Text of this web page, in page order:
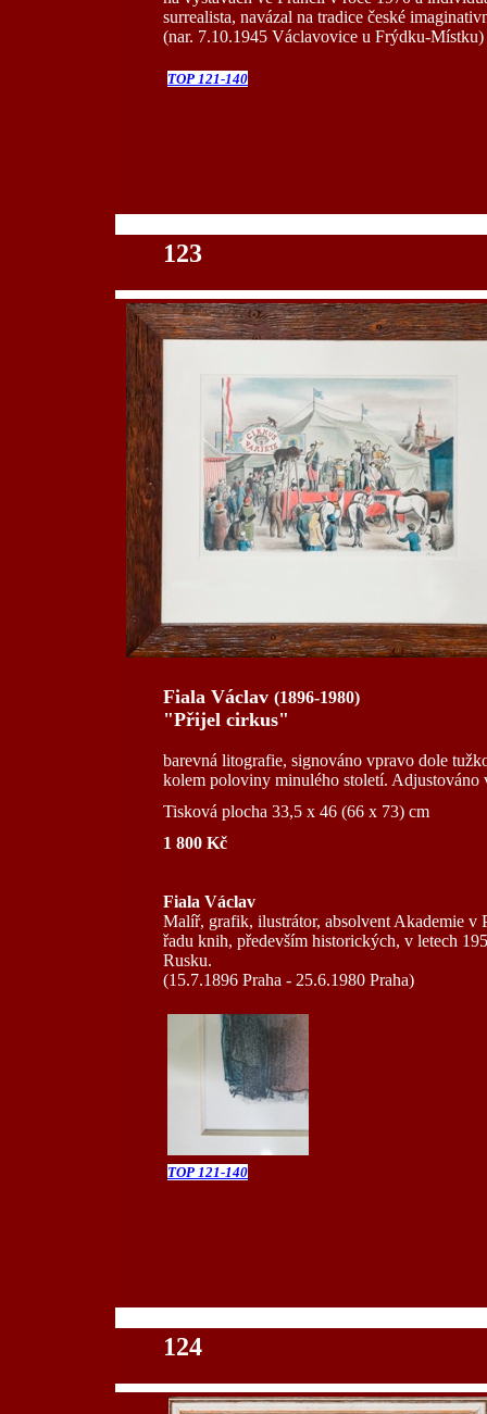
surrealista, navázal na tradice české
(nar. 7.10.1945 Václavovice u Frýdku-Místku)
TOP 121-140
123
Fiala Václav (1896-1980)
"Přijel cirkus"
barevná litografie, signováno vpravo dole
kolem poloviny minulého století. Adjustováno
Tisková plocha 33,5 x 46 (66 x 73) cm
1 800 Kč
Fiala Václav
Malíř, grafik, ilustrátor, absolvent Akademie v
řadu knih, především historických, v letech
Rusku.
(15.7.1896 Praha - 25.6.1980 Praha)
TOP 121-140
124